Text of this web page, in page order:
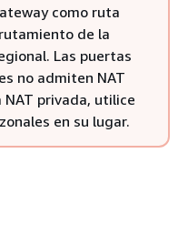
como ruta
de la
Las puertas
no admiten NAT
NAT privada, utilice
en su lugar.